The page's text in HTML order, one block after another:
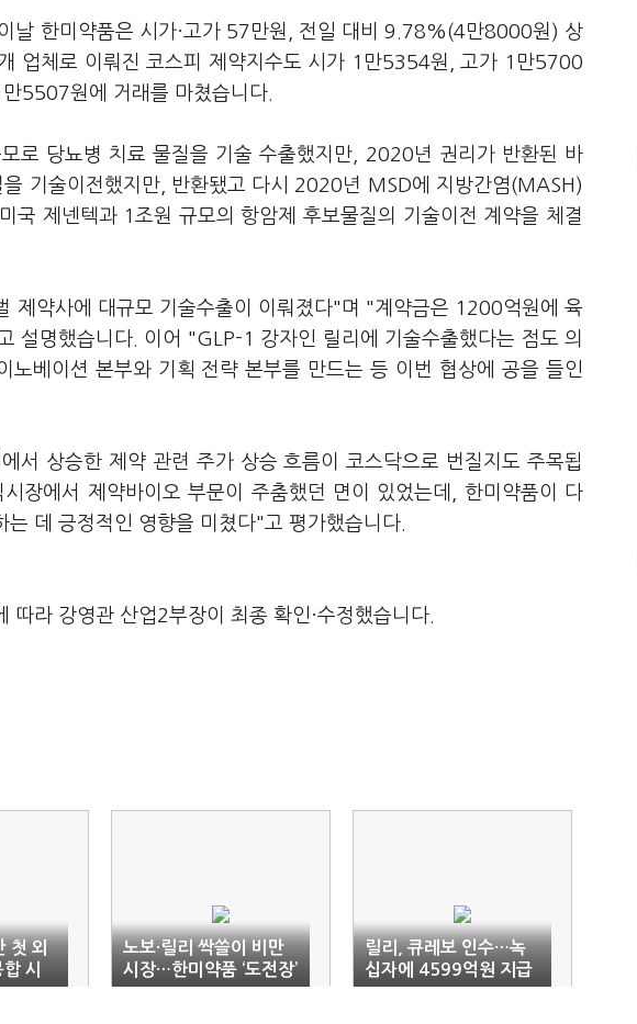
날 한미약품은 시가·고가 57만원, 전일 대비 9.78%(4만8000원) 상
업체로 이뤄진 코스피 제약지수도 시가 1만5354원, 고가 1만5700
5507원에 거래를 마쳤습니다.
로 당뇨병 치료 물질을 기술 수출했지만, 2020년 권리가 반환된 바
을 기술이전했지만, 반환됐고 다시 2020년 MSD에 지방간염(MASH)
국 제넨텍과 1조원 규모의 항암제 후보물질의 기술이전 계약을 체결
제약사에 대규모 기술수출이 이뤄졌다"며 "계약금은 1200억원에 육
설명했습니다. 이어 "GLP-1 강자인 릴리에 기술수출했다는 점도 의
노베이션 본부와 기획 전략 본부를 만드는 등 이번 협상에 공을 들인
서 상승한 제약 관련 주가 상승 흐름이 코스닥으로 번질지도 주목됩
장에서 제약바이오 부문이 주춤했던 면이 있었는데, 한미약품이 다
데 긍정적인 영향을 미쳤다"고 평가했습니다.
라 강영관 산업2부장이 최종 확인·수정했습니다.
첫 외
시
노보·릴리 싹쓸이 비만
시장…한미약품 ‘도전장’
릴리, 큐레보 인수…녹
십자에 4599억원 지급